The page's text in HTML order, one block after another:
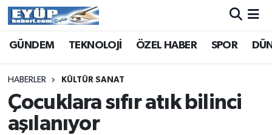
GÜNDEM TEKNOLOJİ ÖZEL HABER SPOR
HABERLER KÜLTÜR SANAT
Çocuklara sıfır atık bilinci
aşılanıyor